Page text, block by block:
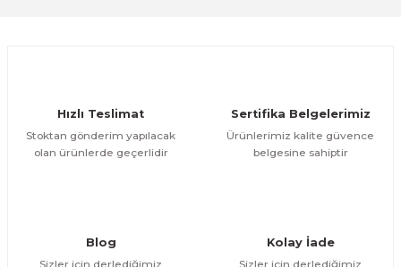
Bu ürüne benzer farklı alternatifler olmalı.
Hızlı Teslimat
Stoktan gönderim yapılacak
olan ürünlerde geçerlidir
Sertifika Belgelerimiz
Ürünlerimiz kalite güvence
belgesine sahiptir
Blog
Sizler için derlediğimiz
Kolay İade
Sizler için derlediğimiz